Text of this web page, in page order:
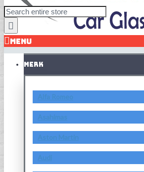
MENU
MERK
Alfa Romeo
Asahimas
Aston Martin
Audi